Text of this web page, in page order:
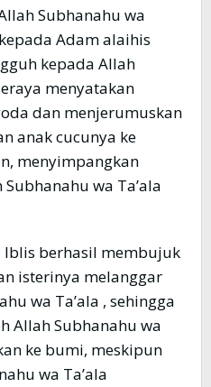
Subhanahu wa
Adam alaihis
kepada Allah
menyatakan
dan menjerumuskan
anak cucunya ke
menyimpangkan
wa Ta’ala
berhasil membujuk
isterinya melanggar
wa Ta’ala , sehingga
Allah Subhanahu wa
ke bumi, meskipun
wa Ta’ala